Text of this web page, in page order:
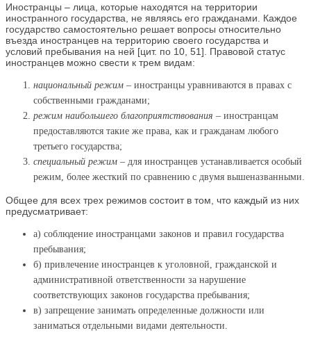
Иностранцы – лица, которые находятся на территории
иностранного государства, не являясь его гражданами. Каждое
государство самостоятельно решает вопросы относительно
въезда иностранцев на территорию своего государства и
условий пребывания на ней [цит. по 10, 51]. Правовой статус
иностранцев можно свести к трем видам:
национальный режим – иностранцы уравниваются в правах с
собственными гражданами;
режим наибольшего благоприятствования – иностранцам
предоставляются такие же права, как и гражданам любого
третьего государства;
специальный режим – для иностранцев устанавливается особый
режим, более жесткий по сравнению с двумя вышеназванными.
Общее для всех трех режимов состоит в том, что каждый из них
предусматривает:
а) соблюдение иностранцами законов и правил государства
пребывания;
б) привлечение иностранцев к уголовной, гражданской и
административной ответственности за нарушение
соответствующих законов государства пребывания;
в) запрещение занимать определенные должности или
заниматься отдельными видами деятельности.